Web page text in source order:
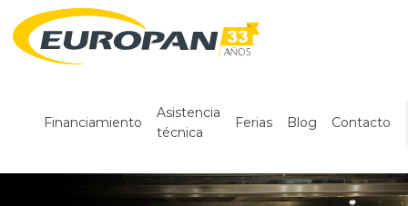
Financiamiento
Asistencia
técnica
Ferias Blog Contacto